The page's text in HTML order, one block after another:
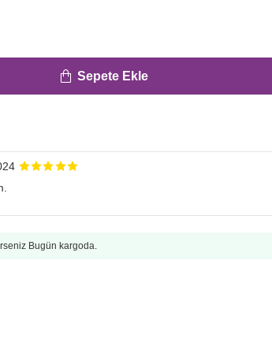
Sepete Ekle
Bugün kargoda.